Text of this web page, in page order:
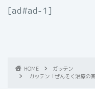
[ad#ad-1]
HOME
ガッテン
ガッテン「ぜんそく治療の